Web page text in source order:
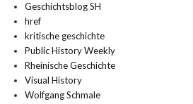
Geschichtsblog SH
href
kritische geschichte
Public History Weekly
Rheinische Geschichte
Visual History
Wolfgang Schmale